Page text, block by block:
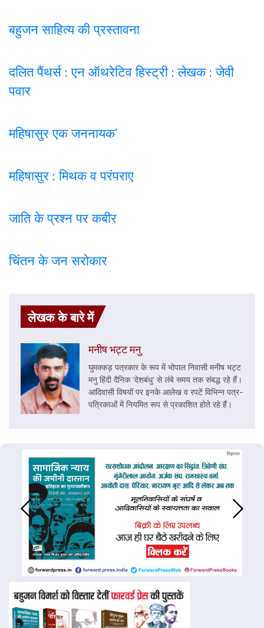
बहुजन साहित्य की प्रस्तावना
दलित पैंथर्स : एन ऑथरेटिव हिस्ट्री : लेखक : जेवी
पवार
महिषासुर एक जननायक’
महिषासुर : मिथक व परंपराए
जाति के प्रश्न पर कबीर
चिंतन के जन सरोकार
लेखक के बारे में
मनीष भट्ट मनु
घुमक्कड़ पत्रकार के रूप में भोपाल निवासी मनीष भट्ट
मनु हिंदी दैनिक ‘देशबंधु’ से लंबे समय तक संबद्ध रहे हैं।
आदिवासी विषयों पर इनके आलेख व रपटें विभिन्न पत्र-
पत्रिकाओं में नियमित रूप से प्रकाशित होते रहे हैं।